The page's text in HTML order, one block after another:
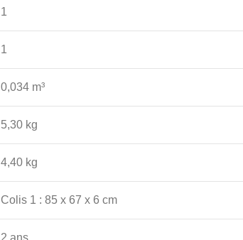
1
1
0,034 m³
5,30 kg
4,40 kg
Colis 1 : 85 x 67 x 6 cm
2 ans